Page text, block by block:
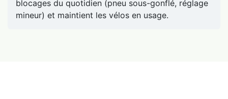
blocages du quotidien (pneu sous-gonflé, réglage
mineur) et maintient les vélos en usage.